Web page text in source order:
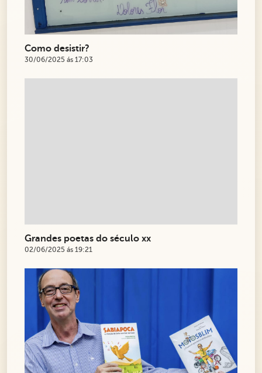
Como desistir?
30/06/2025 ás 17:03
Grandes poetas do século xx
02/06/2025 ás 19:21